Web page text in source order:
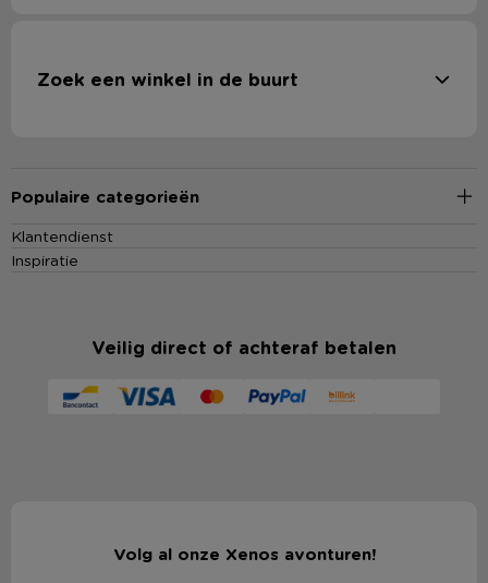
Zoek een winkel in de buurt
Populaire categorieën
Klantendienst
Inspiratie
Veilig direct of achteraf betalen
Volg al onze Xenos avonturen!